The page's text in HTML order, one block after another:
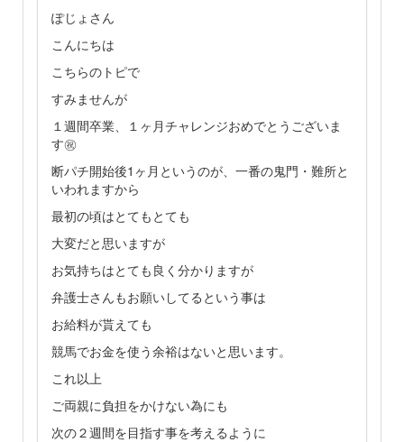
ぽじょさん
こんにちは
こちらのトピで
すみませんが
１週間卒業、１ヶ月チャレンジおめでとうございま
す㊗
断パチ開始後1ヶ月というのが、一番の鬼門・難所と
いわれますから
最初の頃はとてもとても
大変だと思いますが
お気持ちはとても良く分かりますが
弁護士さんもお願いしてるという事は
お給料が貰えても
競馬でお金を使う余裕はないと思います。
これ以上
ご両親に負担をかけない為にも
次の２週間を目指す事を考えるように